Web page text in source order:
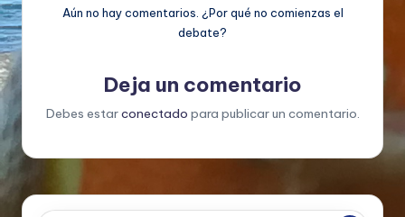
Aún no hay comentarios. ¿Por qué no comienzas el
debate?
Deja un comentario
Debes estarconectado para publicar un comentario.